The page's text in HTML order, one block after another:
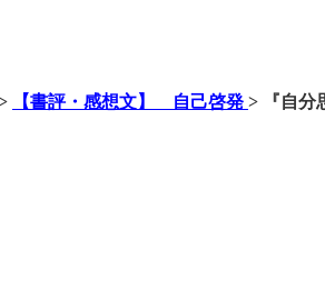
【書評・感想文】 自己啓発 > 『自分